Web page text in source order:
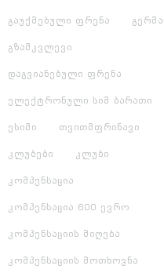
გაუქმებული ფრენა
გზამკვლევი
დაგვიანებული ფრენა
ელექტრონული სიმ ბარათი
ესიმი თვითმფრინავი
კლუბები კლუბი
კომპენსაცია
კომპენსაცია 600 ევრო
კომპენსაციის მიღება
კომპენსაციის მოთხოვნა